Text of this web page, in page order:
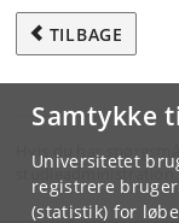
Samtykke
Universitetet
registrere
(statistik) for
TILBAGE
Hvis du har
studieadministration.